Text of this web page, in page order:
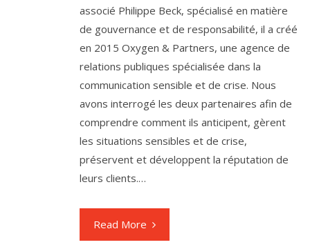
associé Philippe Beck, spécialisé en matière
de gouvernance et de responsabilité, il a créé
en 2015 Oxygen & Partners, une agence de
relations publiques spécialisée dans la
communication sensible et de crise. Nous
avons interrogé les deux partenaires afin de
comprendre comment ils anticipent, gèrent
les situations sensibles et de crise,
préservent et développent la réputation de
leurs clients.…
Read More